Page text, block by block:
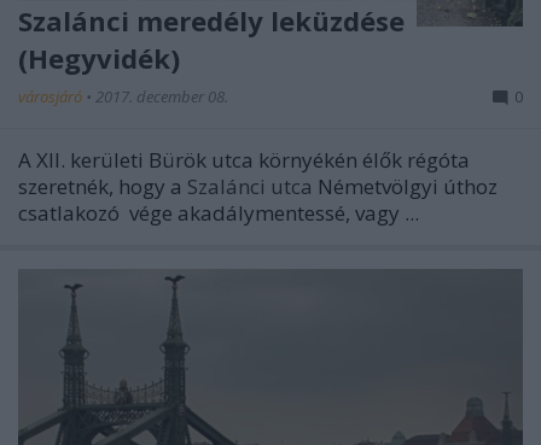
Szalánci meredély leküzdése
(Hegyvidék)
városjáró • 2017. december 08. 0
A XII. kerületi Bürök utca környékén élők régóta
szeretnék, hogy a Szalánci utca Németvölgyi úthoz
csatlakozó vége akadálymentessé, vagy ...